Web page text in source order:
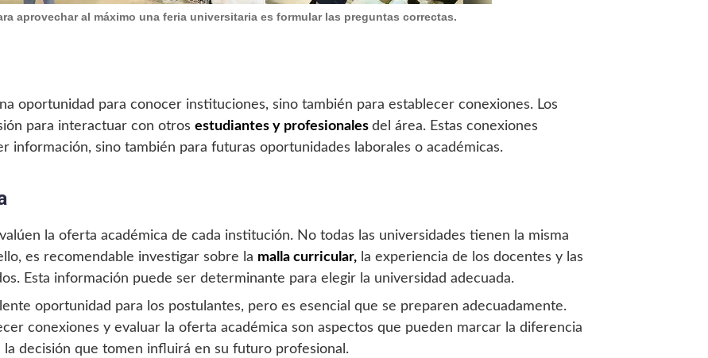
aprovechar al máximo una feria universitaria es formular las preguntas correctas.
oportunidad para conocer instituciones, sino también para establecer conexiones. Los
para interactuar con otros estudiantes y profesionales del área. Estas conexiones
información, sino también para futuras oportunidades laborales o académicas.
la oferta académica de cada institución. No todas las universidades tienen la misma
es recomendable investigar sobre la malla curricular, la experiencia de los docentes y las
Esta información puede ser determinante para elegir la universidad adecuada.
oportunidad para los postulantes, pero es esencial que se preparen adecuadamente.
conexiones y evaluar la oferta académica son aspectos que pueden marcar la diferencia
decisión que tomen influirá en su futuro profesional.